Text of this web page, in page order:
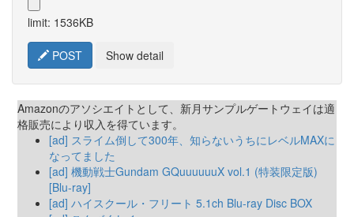
limit: 1536KB
POST Show detail
Amazonのアソシエイトとして、新月サンプルゲートウェイは適
格販売により収入を得ています。
[ad] スライム倒して300年、知らないうちにレベルMAXに
なってました
[ad] 機動戦士Gundam GQuuuuuuX vol.1 (特装限定版)
[Blu-ray]
[ad] ハイスクール・フリート 5.1ch Blu-ray Disc BOX